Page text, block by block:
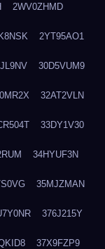
2WV0ZHMD
2YT95AO1
30D5VUM9
32AT2VLN
33DY1V30
34HYUF3N
35MJZMAN
376J215Y
37X9FZP9